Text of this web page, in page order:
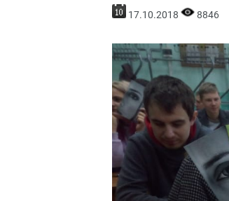
17.10.2018 8846